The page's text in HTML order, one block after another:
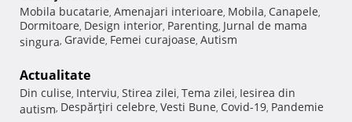
Mobila bucatarie, Amenajari interioare, Mobila, Canapele,
Dormitoare, Design interior, Parenting, Jurnal de mama
singura, Gravide, Femei curajoase, Autism
Actualitate
Din culise, Interviu, Stirea zilei, Tema zilei, Iesirea din
autism, Despărţiri celebre, Vesti Bune, Covid-19, Pandemie